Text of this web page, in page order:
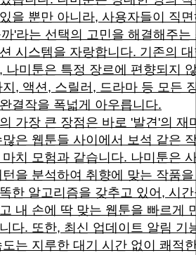
을 뿐만 아니라, 사용자들이 직
'라는 선택의 고민을 해결해주는
시스템을 자랑합니다. 기존의
나미툰은 특정 장르에 편향되지
, 액션, 스릴러, 드라마 등 모든
결작을 폭넓게 아우릅니다.
가장 큰 장점은 바로 '발견'의 재
은 웹툰들 사이에서 보석 같은
치 모험과 같습니다. 나미툰은
을 분석하여 취향에 맞는 작품
한 알고리즘을 갖추고 있어, 시
내 손에 딱 맞는 웹툰을 빠르게
다. 또한, 최신 업데이트 알림 기
는 지루한 대기 시간 없이 쾌적